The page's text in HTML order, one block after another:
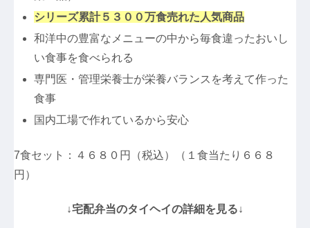
シリーズ累計５３００万食売れた人気商品
和洋中の豊富なメニューの中から毎食違ったおいし
い食事を食べられる
専門医・管理栄養士が栄養バランスを考えて作った
食事
国内工場で作れているから安心
7食セット：４６８０円（税込）（１食当たり６６８
円）
↓宅配弁当のタイヘイの詳細を見る↓